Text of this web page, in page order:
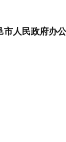
人民政府办